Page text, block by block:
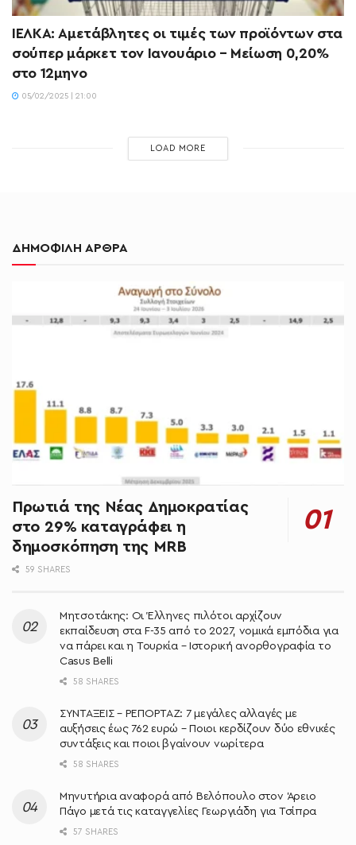
ΙΕΛΚΑ: Αμετάβλητες οι τιμές των προϊόντων στα
σούπερ μάρκετ τον Ιανουάριο – Μείωση 0,20%
στο 12μηνο
05/02/2025 | 21:00
LOAD MORE
ΔΗΜΟΦΙΛΗ ΑΡΘΡΑ
Πρωτιά της Νέας Δημοκρατίας
στο 29% καταγράφει η
δημοσκόπηση της MRB
59 SHARES
Μητσοτάκης: Oι Έλληνες πιλότοι αρχίζουν
εκπαίδευση στα F-35 από το 2027, νομικά εμπόδια για
να πάρει και η Τουρκία – Ιστορική ανορθογραφία το
Casus Belli
58 SHARES
ΣΥΝΤΑΞΕΙΣ – ΡΕΠΟΡΤΑΖ: 7 μεγάλες αλλαγές με
αυξήσεις έως 762 ευρώ – Ποιοι κερδίζουν δύο εθνικές
συντάξεις και ποιοι βγαίνουν νωρίτερα
58 SHARES
Μηνυτήρια αναφορά από Βελόπουλο στον Άρειο
Πάγο μετά τις καταγγελίες Γεωργιάδη για Τσίπρα
57 SHARES